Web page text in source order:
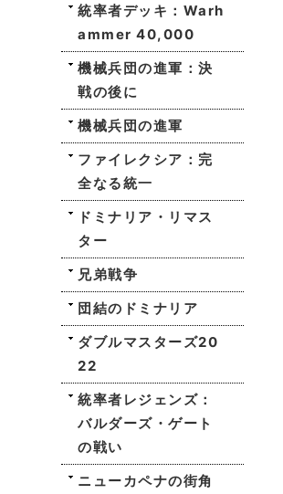
統率者デッキ：Warh
ammer 40,000
機械兵団の進軍：決
戦の後に
機械兵団の進軍
ファイレクシア：完
全なる統一
ドミナリア・リマス
ター
兄弟戦争
団結のドミナリア
ダブルマスターズ20
22
統率者レジェンズ：
バルダーズ・ゲート
の戦い
ニューカペナの街角